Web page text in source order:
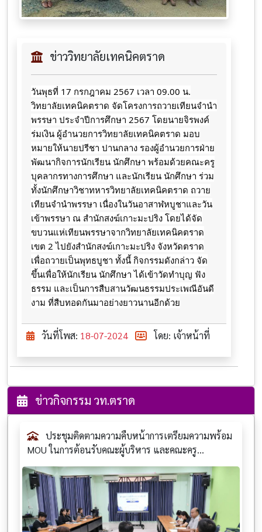
ข่าววิทยาลัยเทคนิคตราด
วันพุธที่ 17 กรกฎาคม 2567 เวลา 09.00 น.
วิทยาลัยเทคนิคตราด จัดโครงการถวายเทียนจำนำ
พรรษา ประจำปีการศึกษา 2567 โดยนายจิรพงค์
ร่มเงิน ผู้อำนวยการวิทยาลัยเทคนิคตราด มอบ
หมายให้นายปรีชา ปานกลาง รองผู้อำนวยการฝ่าย
พัฒนากิจการนักเรียน นักศึกษา พร้อมด้วยคณะครู
บุคลากรทางการศึกษา และนักเรียน นักศึกษา ร่วม
ทั้งนักศึกษาวิชาทหารวิทยาลัยเทคนิคตราด ถวาย
เทียนจำนำพรรษา เนื่องในวันอาสาฬหบูชาและวัน
เข้าพรรษา ณ สำนักสงฆ์เกาะมะปริง โดยได้จัด
ขบวนแห่เทียนพรรษาจากวิทยาลัยเทคนิคตราด
เขต 2ไปยังสำนักสงฆ์เกาะมะปริง จังหวัดตราด
เพื่อถวายเป็นพุทธบูชา ทั้งนี้ กิจกรรมดังกล่าว จัด
ขึ้นเพื่อให้นักเรียน นักศึกษา ได้เข้าวัดทำบุญ ฟัง
ธรรม และเป็นการสืบสานวัฒนธรรมประเพณีอันดี
งาม ที่สืบทอดกันมาอย่างยาวนานอีกด้วย
วันที่โพส: 18-07-2024 โดย: เจ้าหน้าที่
ข่าวกิจกรรม วท.ตราด
ประชุมติดตามความคืบหน้าการเตรียมความพร้อม
MOU ในการต้อนรับคณะผู้บริหาร และคณะครู...